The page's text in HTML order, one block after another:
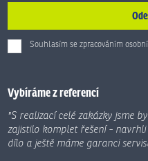
Souhlasím se zpracováním
Formulář
nepodařilo
odeslat.
Vybíráme z referencí
"S realizací celé zakázky jsme
zajistilo komplet řešení -
dílo a ještě máme garanci